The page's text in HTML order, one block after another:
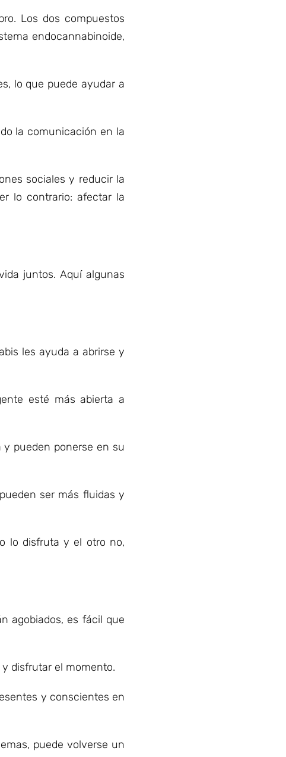
Los dos compuestos
endocannabinoide,
lo que puede ayudar a
la comunicación en la
sociales y reducir la
lo contrario: afectar la
juntos. Aquí algunas
les ayuda a abrirse y
esté más abierta a
pueden ponerse en su
ser más fluidas y
lo disfruta y el otro no,
agobiados, es fácil que
disfrutar el momento.
y conscientes en
puede volverse un